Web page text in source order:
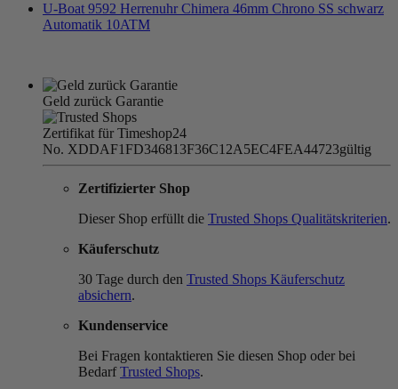
U-Boat 9592 Herrenuhr Chimera 46mm Chrono SS schwarz
Automatik 10ATM
Geld zurück Garantie
Zertifikat für Timeshop24
No. XDDAF1FD346813F36C12A5EC4FEA44723gültig
Zertifizierter Shop
Dieser Shop erfüllt die Trusted Shops Qualitätskriterien.
Käuferschutz
30 Tage durch den Trusted Shops Käuferschutz
absichern.
Kundenservice
Bei Fragen kontaktieren Sie diesen Shop oder bei
BedarfTrusted Shops.